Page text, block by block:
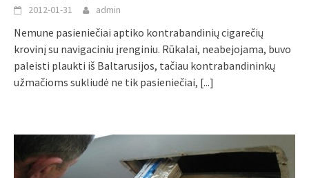
2012-01-31 admin
Nemune pasieniečiai aptiko kontrabandinių cigarečių
krovinį su navigaciniu įrenginiu. Rūkalai, neabejojama, buvo
paleisti plaukti iš Baltarusijos, tačiau kontrabandininkų
užmačioms sukliudė ne tik pasieniečiai, [...]